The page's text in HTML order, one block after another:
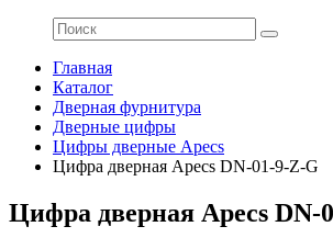
Главная
Каталог
Дверная фурнитура
Дверные цифры
Цифры дверные Apecs
Цифра дверная Apecs DN-01-9-Z-G
Цифра дверная Apecs DN-